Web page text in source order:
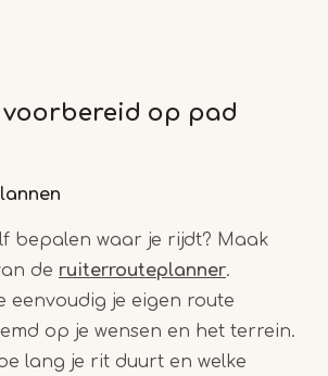
voorbereid op pad
bepalen waar je rijdt? Maak
de ruiterrouteplanner.
eenvoudig je eigen route
op je wensen en het terrein.
lang je rit duurt en welke